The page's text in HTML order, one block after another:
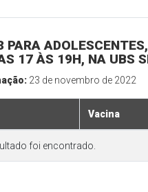
PARA
17 ÀS 19H, NA UBS
23 de novembro de 2022
Vacina
foi encontrado.